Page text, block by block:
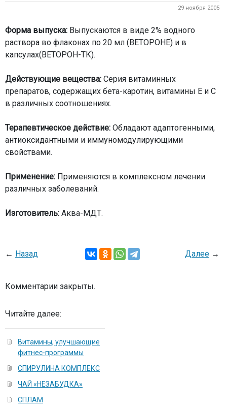
29 ноября 2005
Форма выпуска: Выпускаются в виде 2% водного
раствора во флаконах по 20 мл (ВЕТОРОНЕ) и в
капсулах(ВЕТОРОН-ТК).
Действующие вещества: Серия витаминных
препаратов, содержащих бета-каротин, витамины Е и С
в различных соотношениях.
Терапевтическое действие: Обладают адаптогенными,
антиоксидантными и иммуномодулирующими
свойствами.
Применение: Применяются в комплексном лечении
различных заболеваний.
Изготовитель: Аква-МДТ.
← Назад Далее →
Комментарии закрыты.
Читайте далее:
Витамины, улучшающие
фитнес-программы
СПИРУЛИНА КОМПЛЕКС
ЧАЙ «НЕЗАБУДКА»
СПЛАМ